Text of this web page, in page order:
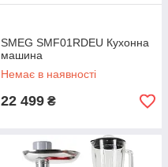
SMEG SMF01RDEU Кухонна
машина
Немає в наявності
22 499 ₴